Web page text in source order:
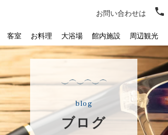
お問い合わせは
客室 お料理 大浴場 館内施設 周辺観光
blog
ブログ